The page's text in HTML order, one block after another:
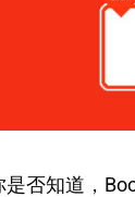
是否知道，